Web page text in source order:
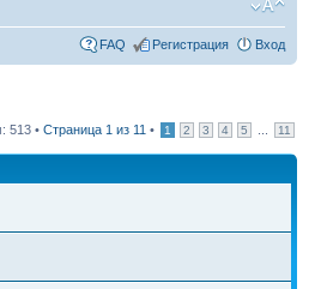
FAQ Регистрация Вход
513 • Страница 1 из 11 • 1 2 3 4 5 11